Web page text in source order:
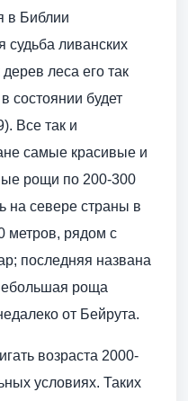
в Библии
судьба ливанских
леса его так
состоянии будет
Все так и
самые красивые и
рощи по 200-300
на севере страны в
метров, рядом с
последняя названа
роща
от Бейрута.
возраста 2000-
условиях. Таких